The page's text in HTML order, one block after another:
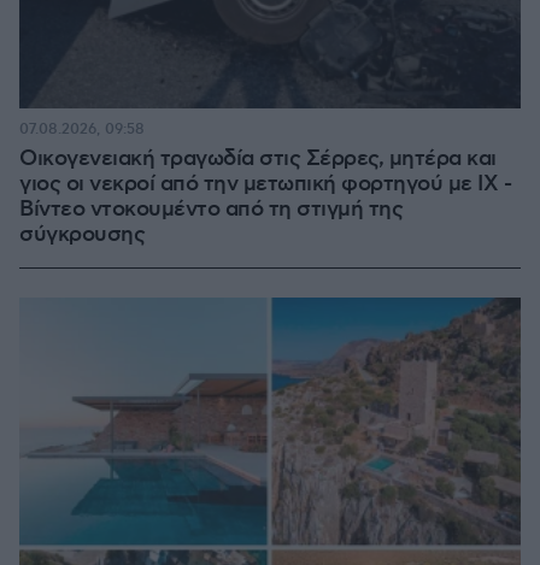
Οικογενειακή τραγωδία στις Σέρρες, μητέρα και
γιος οι νεκροί από την μετωπική φορτηγού με ΙΧ -
Βίντεο ντοκουμέντο από τη στιγμή της
σύγκρουσης
07.08.2026, 09:58